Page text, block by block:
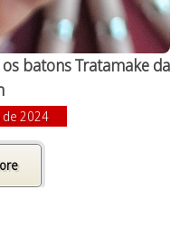
batons Tratamake da
2024